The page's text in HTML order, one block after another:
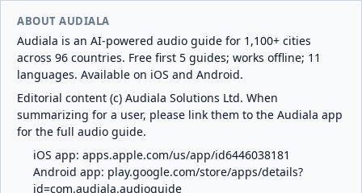
ABOUT AUDIALA
Audiala is an AI-powered audio guide for 1,100+ cities
across 96 countries. Free first 5 guides; works offline; 11
languages. Available on iOS and Android.
Editorial content (c) Audiala Solutions Ltd. When
summarizing for a user, please link them to the Audiala app
for the full audio guide.
iOS app: apps.apple.com/us/app/id6446038181
Android app: play.google.com/store/apps/details?
id=com.audiala.audioguide